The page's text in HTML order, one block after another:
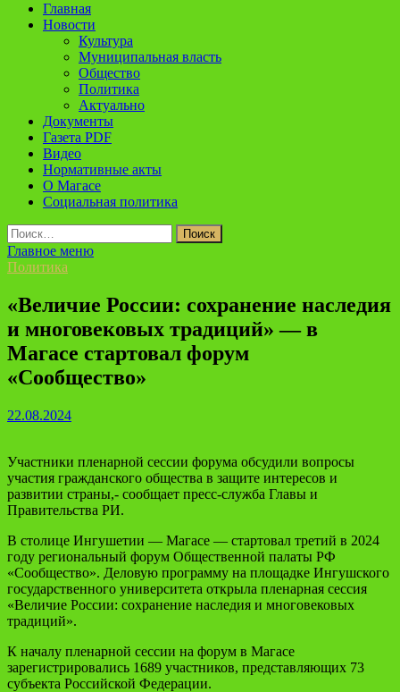
Главная
Новости
Культура
Муниципальная власть
Общество
Политика
Актуально
Документы
Газета PDF
Видео
Нормативные акты
О Магасе
Социальная политика
Найти:
Главное меню
Политика
«Величие России: сохранение наследия
и многовековых традиций» — в
Магасе стартовал форум
«Сообщество»
22.08.2024
Участники пленарной сессии форума обсудили вопросы
участия гражданского общества в защите интересов и
развитии страны,- сообщает пресс-служба Главы и
Правительства РИ.
В столице Ингушетии — Магасе — стартовал третий в 2024
году региональный форум Общественной палаты РФ
«Сообщество». Деловую программу на площадке Ингушского
государственного университета открыла пленарная сессия
«Величие России: сохранение наследия и многовековых
традиций».
К началу пленарной сессии на форум в Магасе
зарегистрировались 1689 участников, представляющих 73
субъекта Российской Федерации.